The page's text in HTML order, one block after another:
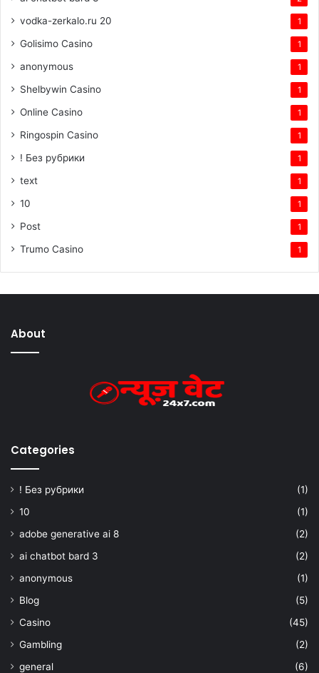
vodka-zerkalo.ru 20 1
Golisimo Casino 1
anonymous 1
Shelbywin Casino 1
Online Casino 1
Ringospin Casino 1
! Без рубрики 1
text 1
10 1
Post 1
Trumo Casino 1
About
Categories
! Без рубрики
(1)
10
(1)
adobe generative ai 8
(2)
ai chatbot bard 3
(2)
anonymous
(1)
Blog
(5)
Casino
(45)
Gambling
(2)
general
(6)